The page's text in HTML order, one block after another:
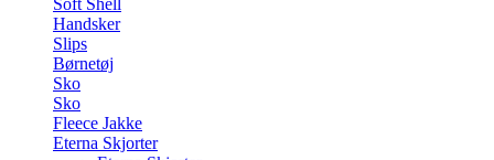
Soft Shell
Handsker
Slips
Børnetøj
Sko
Sko
Fleece Jakke
Eterna Skjorter